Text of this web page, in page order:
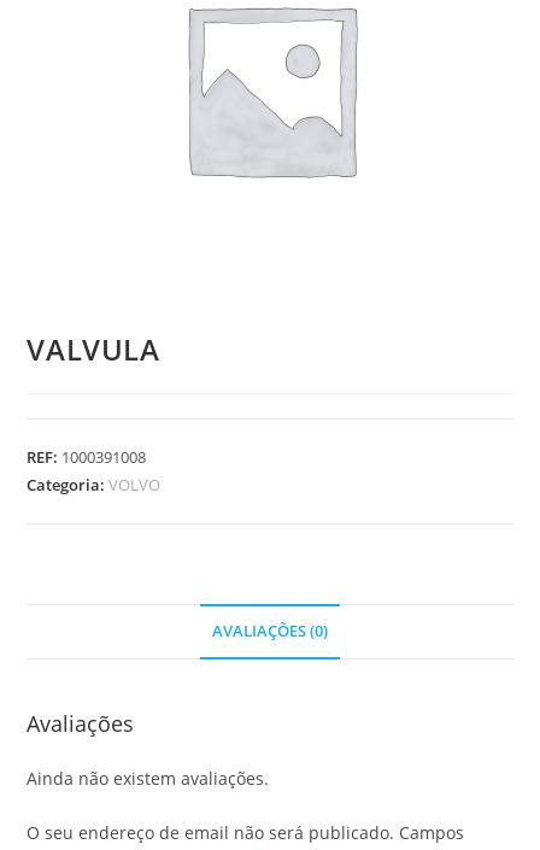
VALVULA
REF: 1000391008
Categoria:VOLVO
AVALIAÇÕES (0)
Avaliações
Ainda não existem avaliações.
O seu endereço de email não será publicado. Campos